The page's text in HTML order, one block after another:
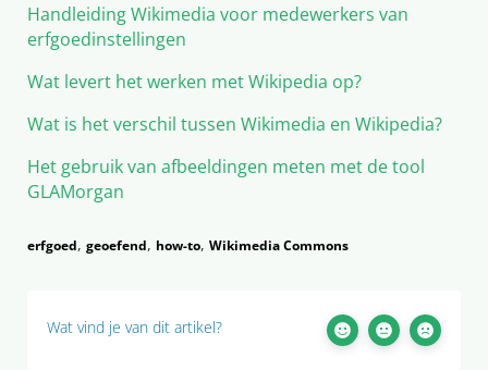
Handleiding Wikimedia voor medewerkers van
erfgoedinstellingen
Wat levert het werken met Wikipedia op?
Wat is het verschil tussen Wikimedia en Wikipedia?
Het gebruik van afbeeldingen meten met de tool
GLAMorgan
erfgoed, geoefend, how-to, Wikimedia Commons
Wat vind je van dit artikel?